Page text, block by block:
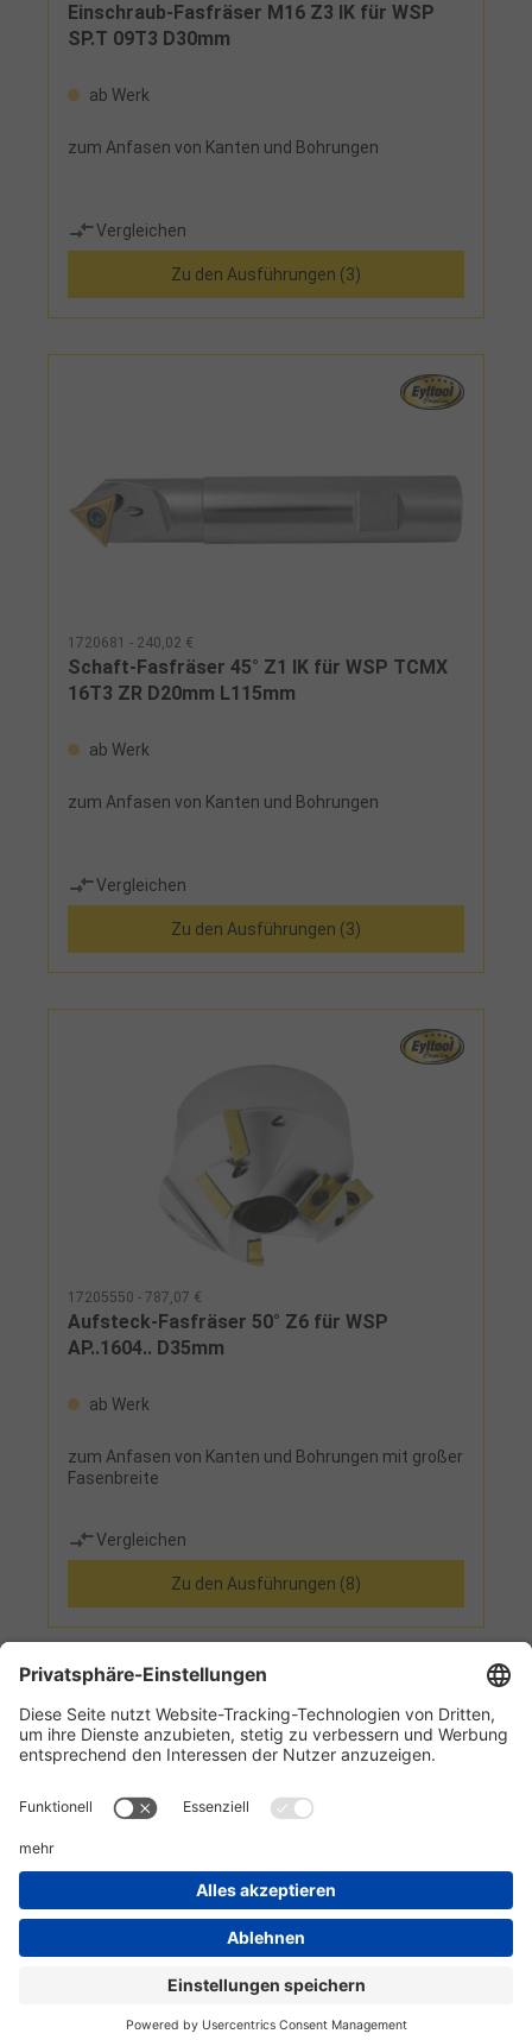
Einschraub-Fasfräser M16 Z3 IK für WSP
SP.T 09T3 D30mm
ab Werk
zum Anfasen von Kanten und Bohrungen
Vergleichen
Zu den Ausführungen (3)
1720681 - 240,02 €
Schaft-Fasfräser 45° Z1 IK für WSP TCMX
16T3 ZR D20mm L115mm
ab Werk
zum Anfasen von Kanten und Bohrungen
Vergleichen
Zu den Ausführungen (3)
17205550 - 787,07 €
Aufsteck-Fasfräser 50° Z6 für WSP
AP..1604.. D35mm
ab Werk
zum Anfasen von Kanten und Bohrungen mit großer
Fasenbreite
Vergleichen
Zu den Ausführungen (8)
1 2
Informationen
Kundenservice
Werkzeug-Eylert GmbH & Co. KG • F.-O.-Schimmel-Str. 3 • 09120 Chemnitz